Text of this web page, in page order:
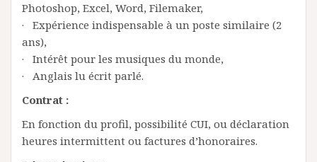
Photoshop, Excel, Word, Filemaker,
· Expérience indispensable à un poste similaire (2
ans),
· Intérêt pour les musiques du monde,
· Anglais lu écrit parlé.
Contrat :
En fonction du profil, possibilité CUI, ou déclaration
heures intermittent ou factures d’honoraires.